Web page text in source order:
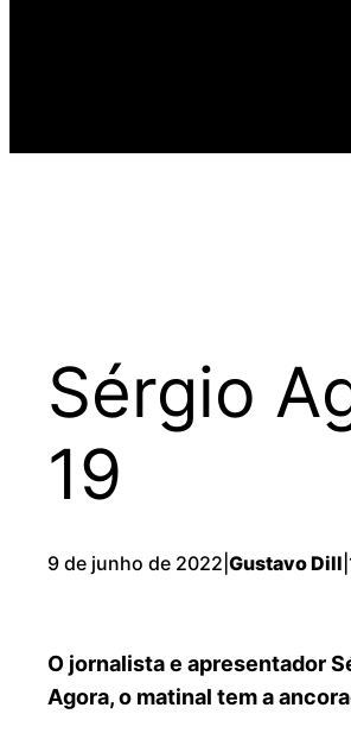
Sérgio
19
9 de junho de 2022 Gustavo Dill
O jornalista e apresentador
Agora, o matinal tem a